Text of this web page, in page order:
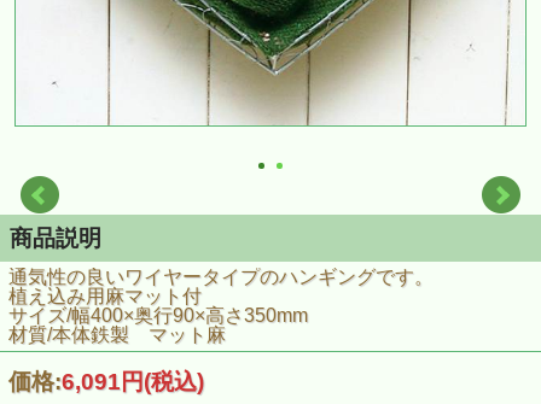
商品説明
通気性の良いワイヤータイプのハンギングです。
植え込み用麻マット付
サイズ/幅400×奥行90×高さ350mm
材質/本体鉄製 マット麻
価格:6,091円(税込)